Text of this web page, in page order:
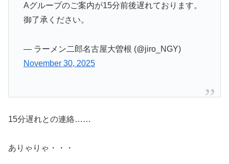
Aグループのご案内が15分前後遅れております。
御了承ください。
— ラーメン二郎名古屋大曽根 (@jiro_NGY)
November 30, 2025
15分遅れとの連絡……
ありゃりゃ・・・